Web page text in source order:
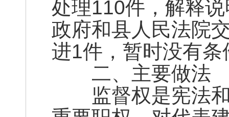
处理110件，解释
政府和县人民法院
进1件，暂时没有
二、主要做法
监督权是宪法和